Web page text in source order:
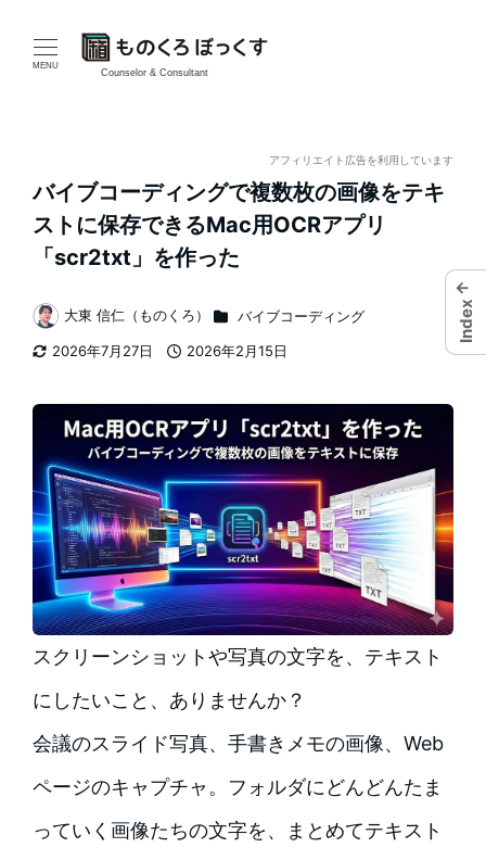
MENU
Counselor & Consultant
アフィリエイト広告を利用しています
バイブコーディングで複数枚の画像をテキ
ストに保存できるMac用OCRアプリ
「scr2txt」を作った
2026年7月27日
2026年2月15日
著
者
大東 信仁（ものくろ） カテゴリー
バイブコーディング
スクリーンショットや写真の文字を、テキスト
にしたいこと、ありませんか？
会議のスライド写真、手書きメモの画像、Web
ページのキャプチャ。フォルダにどんどんたま
っていく画像たちの文字を、まとめてテキスト
←
Index